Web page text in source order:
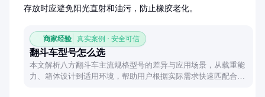
存放时应避免阳光直射和油污，防止橡胶老化。
商家经验 真实案例 · 安全可信
翻斗车型号怎么选
本文解析八方翻斗车主流规格型号的差异与应用场景，从载重能
力、箱体设计到适用环境，帮助用户根据实际需求快速匹配合适